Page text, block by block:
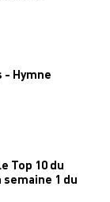
- Hymne
Top 10 du
semaine 1 du